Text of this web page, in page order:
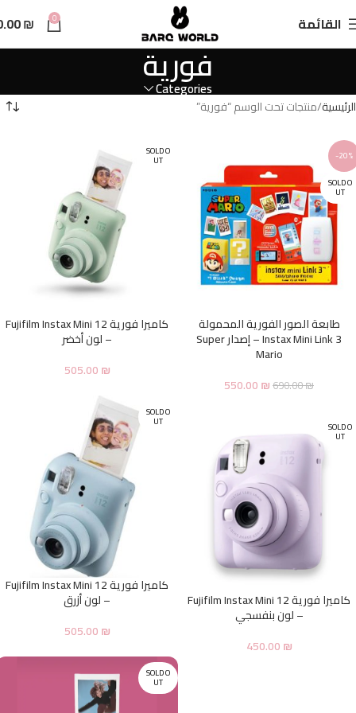
القائمة 0
₪
فورية
Categories
الرئيسية منتجات تحت الوسم “فورية”
-20%
SOLD O
UT
طابعة الصور الفورية المحمولة
Instax Mini Link 3 – إصدار Super
Mario
690.00₪
550.00₪
SOLD O
UT
كاميرا فورية Fujifilm Instax Mini 12
– لون أخضر
505.00₪
SOLD O
UT
كاميرا فورية Fujifilm Instax Mini 12
– لون أزرق
505.00₪
SOLD O
UT
كاميرا فورية Fujifilm Instax Mini 12
– لون بنفسجي
450.00₪
SOLD O
UT